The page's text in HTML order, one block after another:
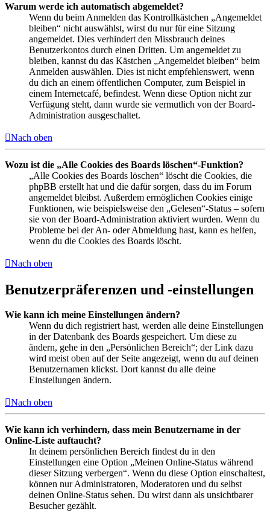
Warum werde ich automatisch abgemeldet?
Wenn du beim Anmelden das Kontrollkästchen „Angemeldet
bleiben“ nicht auswählst, wirst du nur für eine Sitzung
angemeldet. Dies verhindert den Missbrauch deines
Benutzerkontos durch einen Dritten. Um angemeldet zu
bleiben, kannst du das Kästchen „Angemeldet bleiben“ beim
Anmelden auswählen. Dies ist nicht empfehlenswert, wenn
du dich an einem öffentlichen Computer, zum Beispiel in
einem Internetcafé, befindest. Wenn diese Option nicht zur
Verfügung steht, dann wurde sie vermutlich von der Board-
Administration ausgeschaltet.
Nach oben
Wozu ist die „Alle Cookies des Boards löschen“-Funktion?
„Alle Cookies des Boards löschen“ löscht die Cookies, die
phpBB erstellt hat und die dafür sorgen, dass du im Forum
angemeldet bleibst. Außerdem ermöglichen Cookies einige
Funktionen, wie beispielsweise den „Gelesen“-Status – sofern
sie von der Board-Administration aktiviert wurden. Wenn du
Probleme bei der An- oder Abmeldung hast, kann es helfen,
wenn du die Cookies des Boards löscht.
Nach oben
Benutzerpräferenzen und -einstellungen
Wie kann ich meine Einstellungen ändern?
Wenn du dich registriert hast, werden alle deine Einstellungen
in der Datenbank des Boards gespeichert. Um diese zu
ändern, gehe in den „Persönlichen Bereich“; der Link dazu
wird meist oben auf der Seite angezeigt, wenn du auf deinen
Benutzernamen klickst. Dort kannst du alle deine
Einstellungen ändern.
Nach oben
Wie kann ich verhindern, dass mein Benutzername in der
Online-Liste auftaucht?
In deinem persönlichen Bereich findest du in den
Einstellungen eine Option „Meinen Online-Status während
dieser Sitzung verbergen“. Wenn du diese Option einschaltest,
können nur Administratoren, Moderatoren und du selbst
deinen Online-Status sehen. Du wirst dann als unsichtbarer
Besucher gezählt.